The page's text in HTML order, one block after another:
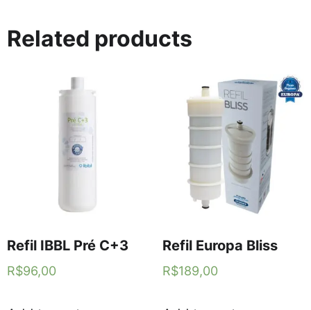
Related products
Refil IBBL Pré C+3
R$96,00
Refil Europa Bliss
R$189,00